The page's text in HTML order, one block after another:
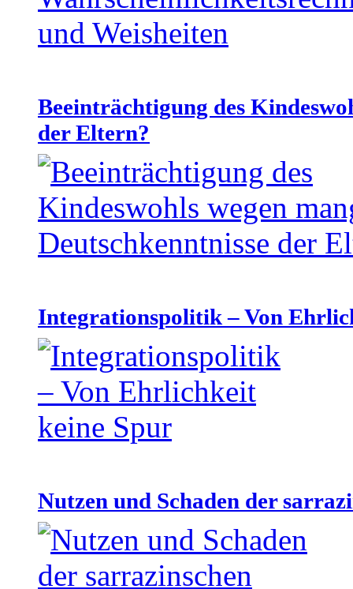
Beeinträchtigung des
der Eltern?
Integrationspolitik – Von
Nutzen und Schaden der